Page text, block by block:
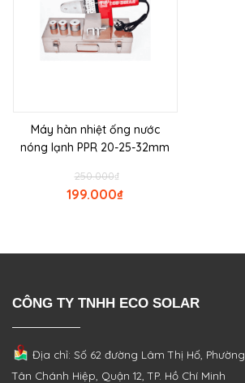
Máy hàn nhiệt ống nước
nóng lạnh PPR 20-25-32mm
₫
250.000
₫
199.000
CÔNG TY TNHH ECO SOLAR
Địa chỉ: Số 62 đường Lâm Thị Hố, Phường
Tân Chánh Hiệp, Quận 12, TP. Hồ Chí Minh